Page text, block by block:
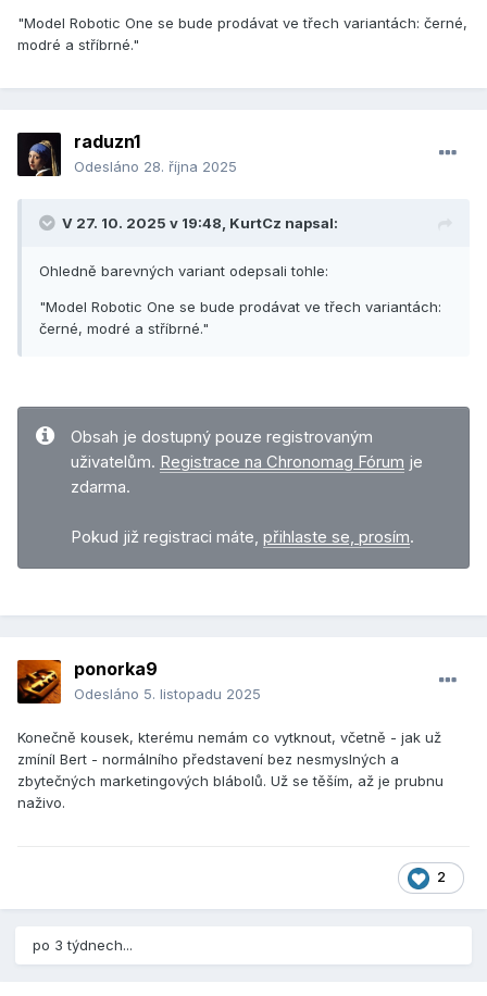
"Model Robotic One se bude prodávat ve třech variantách: černé,
modré a stříbrné."
raduzn1
Odesláno 28. října 2025
V 27. 10. 2025 v 19:48, KurtCz napsal:
Ohledně barevných variant odepsali tohle:
"Model Robotic One se bude prodávat ve třech variantách:
černé, modré a stříbrné."
Obsah je dostupný pouze registrovaným
uživatelům. Registrace na Chronomag Fórum je
zdarma.
Pokud již registraci máte, přihlaste se, prosím.
ponorka9
Odesláno 5. listopadu 2025
Konečně kousek, kterému nemám co vytknout, včetně - jak už
zmíníl Bert - normálního představení bez nesmyslných a
zbytečných marketingových blábolů. Už se těším, až je prubnu
naživo.
2
po 3 týdnech...